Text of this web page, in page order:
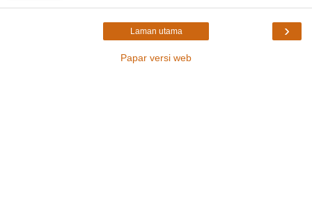
›
Laman utama
Papar versi web